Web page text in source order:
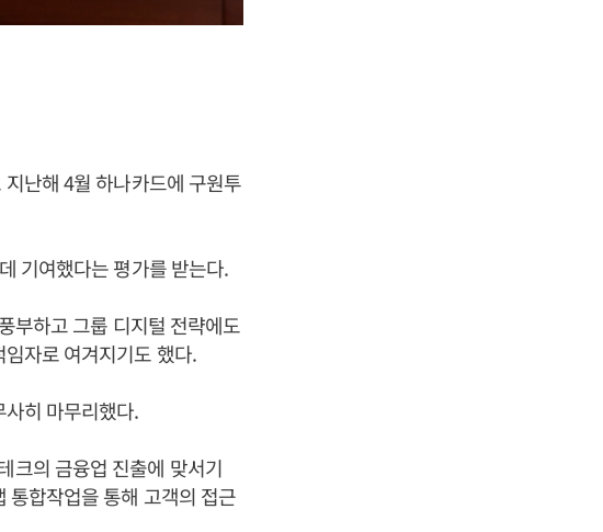
난해 4월 하나카드에 구원투
기여했다는 평가를 받는다.
부하고 그룹 디지털 전략에도
자로 여겨지기도 했다.
히 마무리했다.
크의 금융업 진출에 맞서기
통합작업을 통해 고객의 접근